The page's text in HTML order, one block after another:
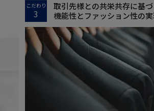
こだわり
3
取引先様との共栄共存に基づ
機能性とファッション性の